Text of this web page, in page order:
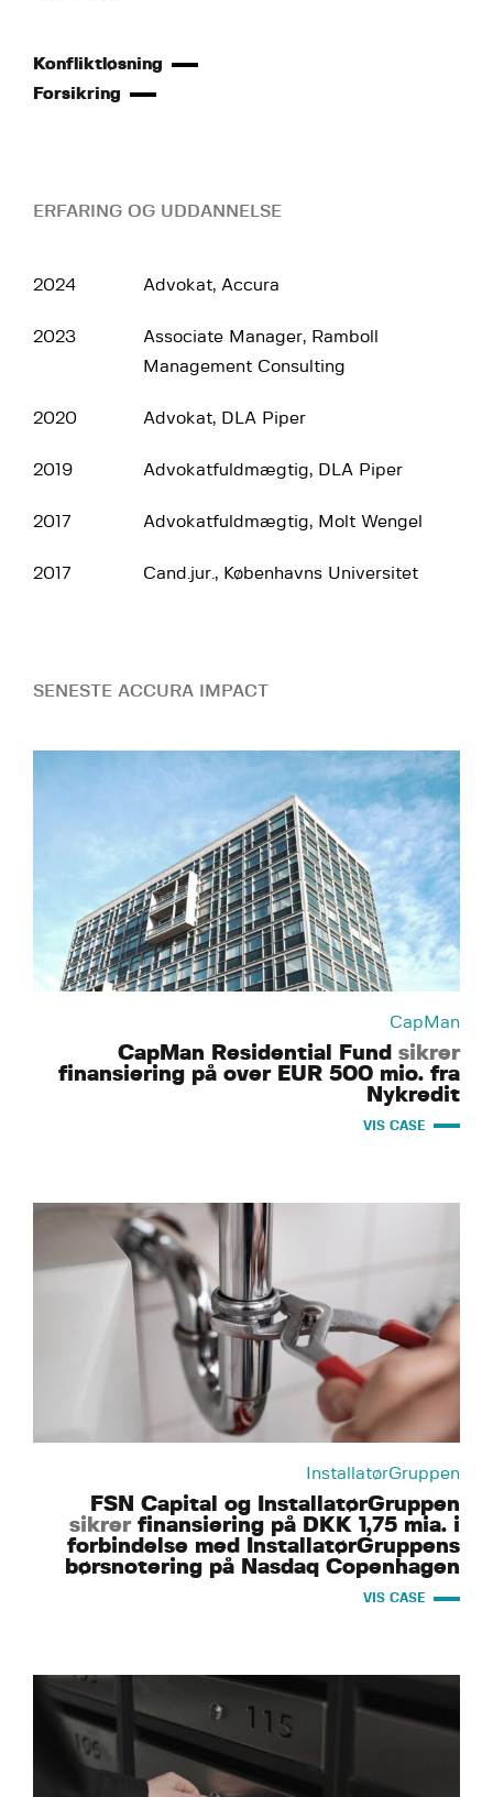
Konfliktløsning
Forsikring
ERFARING OG UDDANNELSE
2024 Advokat, Accura
2023
Associate Manager, Ramboll
Management Consulting
2020 Advokat, DLA Piper
2019 Advokatfuldmægtig, DLA Piper
2017 Advokatfuldmægtig, Molt Wengel
2017 Cand.jur., Københavns Universitet
SENESTE ACCURA IMPACT
CapMan
CapMan Residential Fund sikrer
finansiering på over EUR 500 mio. fra
Nykredit
VIS CASE
InstallatørGruppen
FSN Capital og InstallatørGruppen
sikrerfinansiering på DKK 1,75 mia. i
forbindelse med InstallatørGruppens
børsnotering på Nasdaq Copenhagen
VIS CASE